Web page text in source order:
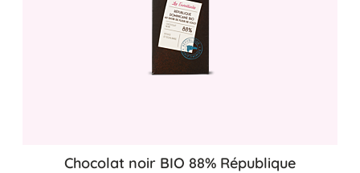
Chocolat noir BIO 88% République